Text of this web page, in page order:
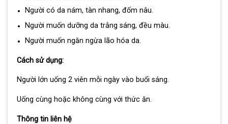
Người có da nám, tàn nhang, đốm nâu.
Người muốn dưỡng da trắng sáng, đều màu.
Người muốn ngăn ngừa lão hóa da.
Cách sử dụng:
Người lớn uống 2 viên mỗi ngày vào buổi sáng.
Uống cùng hoặc không cùng với thức ăn.
Thông tin liên hệ